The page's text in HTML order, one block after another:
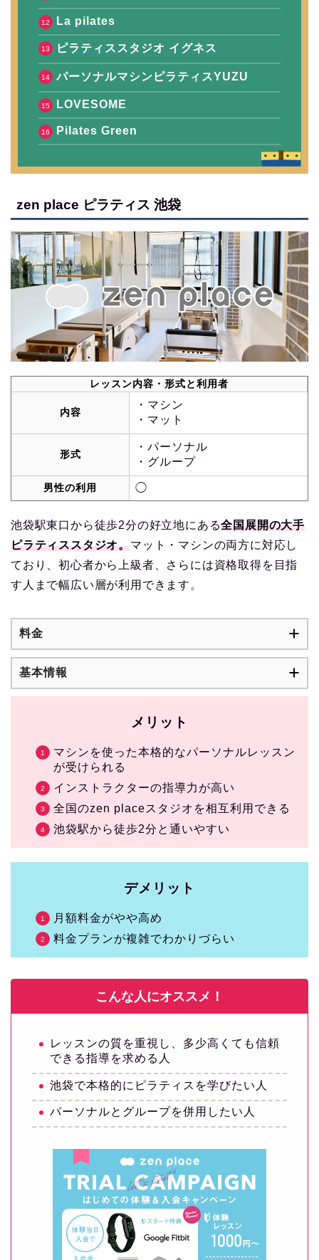
La pilates
ピラティススタジオ イグネス
パーソナルマシンピラティスYUZU
LOVESOME
Pilates Green
zen place ピラティス 池袋
レッスン内容・形式と利用者
内容
・マシン
・マット
形式
・パーソナル
・グループ
男性の利用 ◯
池袋駅東口から徒歩2分の好立地にある全国展開の大手
ピラティススタジオ。マット・マシンの両方に対応し
ており、初心者から上級者、さらには資格取得を目指
す人まで幅広い層が利用できます。
料金
基本情報
メリット
マシンを使った本格的なパーソナルレッスン
が受けられる
インストラクターの指導力が高い
全国のzen placeスタジオを相互利用できる
池袋駅から徒歩2分と通いやすい
デメリット
月額料金がやや高め
料金プランが複雑でわかりづらい
こんな人にオススメ！
レッスンの質を重視し、多少高くても信頼
できる指導を求める人
池袋で本格的にピラティスを学びたい人
パーソナルとグループを併用したい人